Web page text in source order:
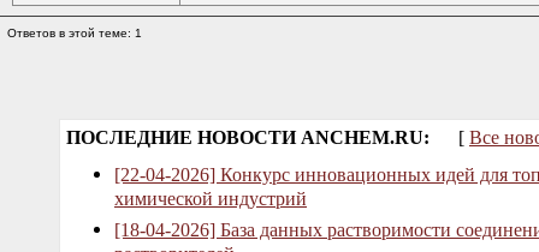
Ответов в этой теме: 1
ПОСЛЕДНИЕ НОВОСТИ ANCHEM.RU: [ Все
[22-04-2026] Конкурс инновационных идей для
химической индустрий
[18-04-2026] База данных растворимости